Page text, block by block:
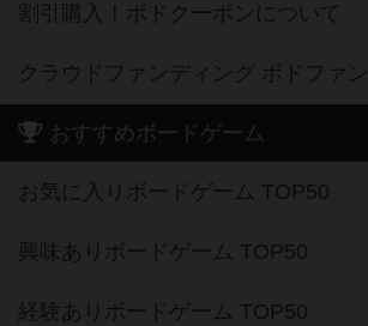
割引購入！ボドクーポンについて
クラウドファンディング ボドファン
おすすめボードゲーム
お気に入りボードゲーム TOP50
興味ありボードゲーム TOP50
経験ありボードゲーム TOP50